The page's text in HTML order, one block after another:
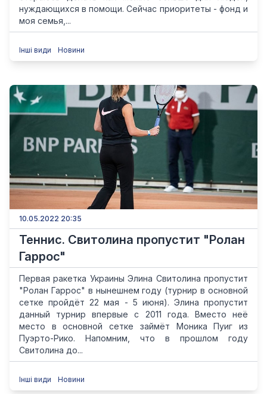
нуждающихся в помощи. Сейчас приоритеты - фонд и
моя семья,...
Інші види Новини
10.05.2022 20:35
Теннис. Свитолина пропустит "Ролан
Гаррос"
Первая ракетка Украины Элина Свитолина пропустит
"Ролан Гаррос" в нынешнем году (турнир в основной
сетке пройдёт 22 мая - 5 июня). Элина пропустит
данный турнир впервые с 2011 года. Вместо неё
место в основной сетке займёт Моника Пуиг из
Пуэрто-Рико. Напомним, что в прошлом году
Свитолина до...
Інші види Новини